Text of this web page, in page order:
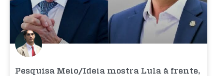
Pesquisa Meio/Ideia mostra Lula à frente,